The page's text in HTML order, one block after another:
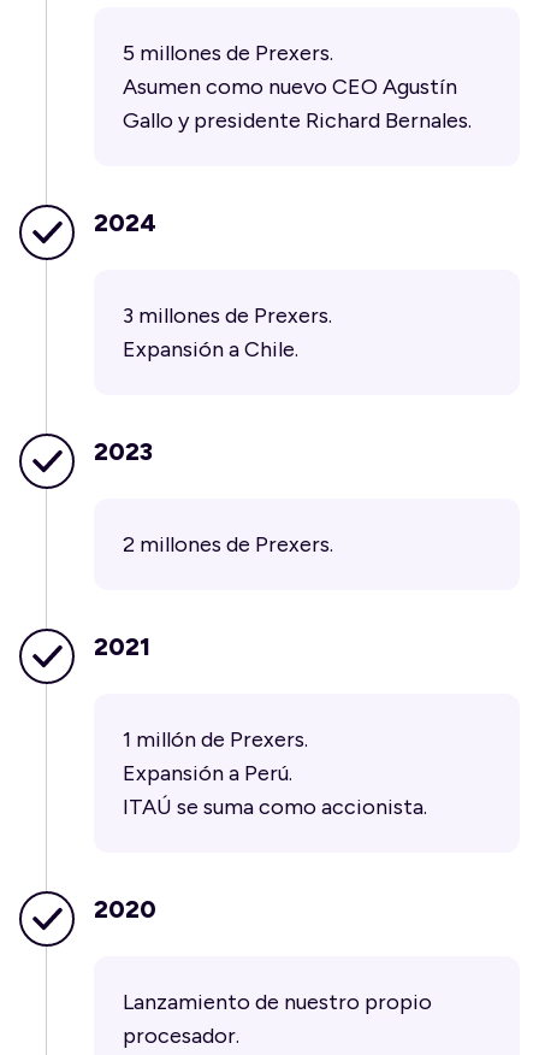
5 millones de Prexers.
Asumen como nuevo CEO Agustín
Gallo y presidente Richard Bernales.
2024
3 millones de Prexers.
Expansión a Chile.
2023
2 millones de Prexers.
2021
1 millón de Prexers.
Expansión a Perú.
ITAÚ se suma como accionista.
2020
Lanzamiento de nuestro propio
procesador.